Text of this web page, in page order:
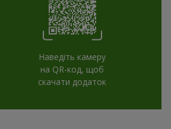
Наведіть камеру
на QR-код, щоб
скачати додаток